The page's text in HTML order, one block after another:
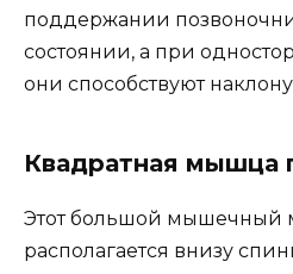
поддержании
состоянии, а при
они способствуют наклону
Квадратная мышца
Этот большой мышечный
располагается внизу